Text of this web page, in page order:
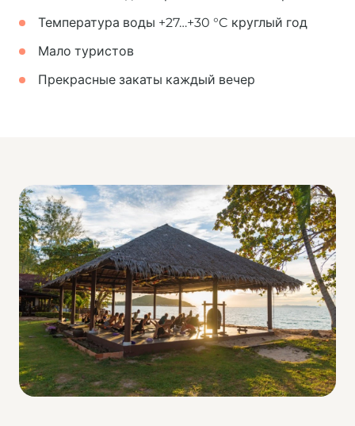
Температура воды +27…+30 °C круглый год
Мало туристов
Прекрасные закаты каждый вечер